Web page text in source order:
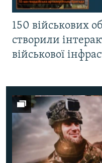
150 військових
створили
військової